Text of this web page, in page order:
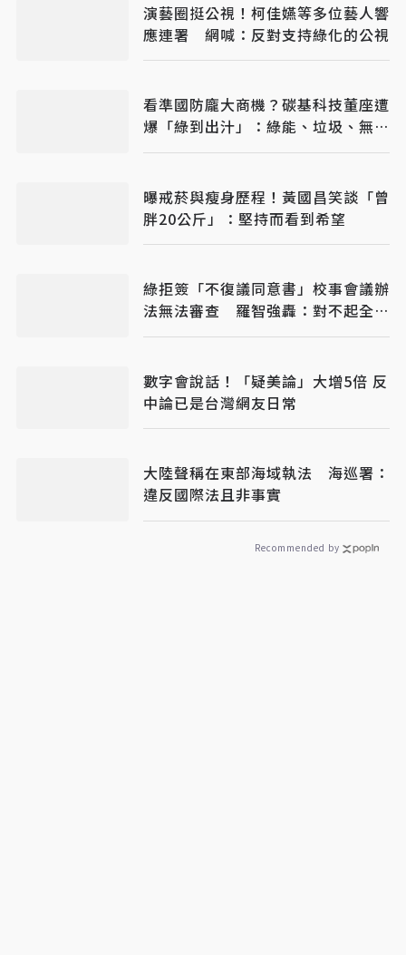
演藝圈挺公視！柯佳嬿等多位藝人響
應連署 網喊：反對支持綠化的公視
看準國防龐大商機？碳基科技董座遭
爆「綠到出汁」：綠能、垃圾、無人
機全包
曝戒菸與瘦身歷程！黃國昌笑談「曾
胖20公斤」：堅持而看到希望
綠拒簽「不復議同意書」校事會議辦
法無法審查 羅智強轟：對不起全國
老師
數字會說話！「疑美論」大增5倍 反
中論已是台灣網友日常
大陸聲稱在東部海域執法 海巡署：
違反國際法且非事實
Recommended by